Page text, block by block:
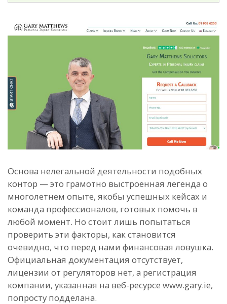
Основа нелегальной деятельности подобных
контор — это грамотно выстроенная легенда о
многолетнем опыте, якобы успешных кейсах и
команда профессионалов, готовых помочь в
любой момент. Но стоит лишь попытаться
проверить эти факторы, как становится
очевидно, что перед нами финансовая ловушка.
Официальная документация отсутствует,
лицензии от регуляторов нет, а регистрация
компании, указанная на веб-ресурсе www.gary.ie,
попросту подделана.